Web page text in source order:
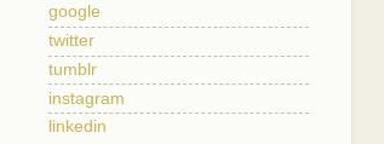
google
twitter
tumblr
instagram
linkedin